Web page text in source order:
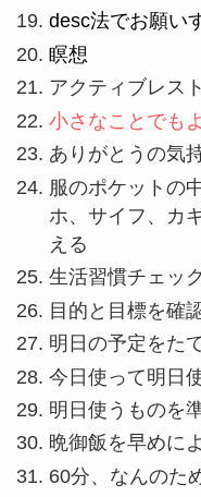
desc法でお願い
瞑想
アクティブレスト
小さなことでも
ありがとうの気
服のポケットの
ホ、サイフ、カ
える
生活習慣チェッ
目的と目標を確
明日の予定をた
今日使って明日
明日使うものを
晩御飯を早めに
60分、なんのた